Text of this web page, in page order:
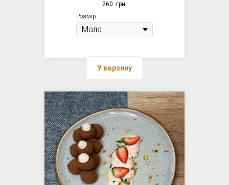
260 грн.
Розмір
У корзину